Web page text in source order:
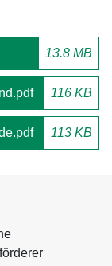
13.8 MB
116 KB
113 KB